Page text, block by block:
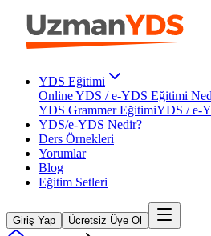
YDS Eğitimi
Online YDS / e-YDS Eğitimi
YDS Grammer EğitimiYDS / e-
YDS/e-YDS Nedir?
Ders Örnekleri
Yorumlar
Blog
Eğitim Setleri
Giriş Yap Ücretsiz Üye Ol